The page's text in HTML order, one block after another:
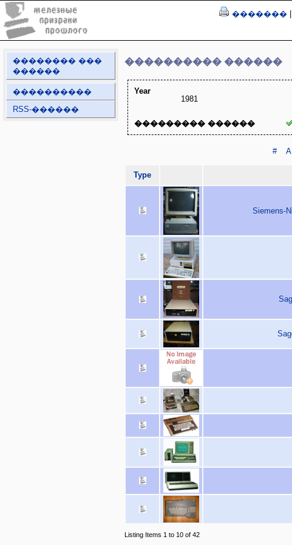
�������
�������� ���
������
����������
RSS-������
���������� ������
Year
1981
��������� ������
# A
Type
Siemens-
Listing Items 1 to 10 of 42